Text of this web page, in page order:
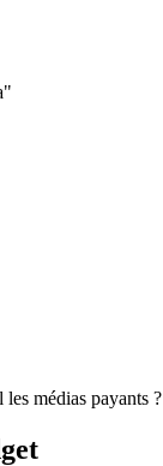
"
médias payants ?